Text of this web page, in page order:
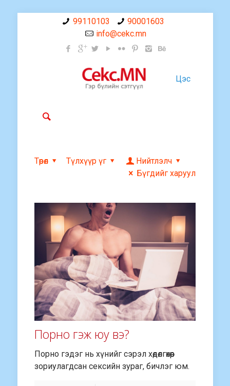
99110103
90001603
info@cekc.mn
Цэс
Төрөл Түлхүүр үг
Нийтлэлч
Бүгдийг харуул
Порно гэж юу вэ?
Порно гэдэг нь хүнийг сэрэл хөдөлгөхөөр
зориулагдсан сексийн зураг, бичлэг юм.